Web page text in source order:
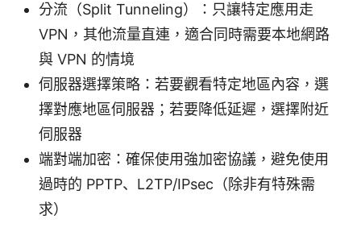
分流（Split Tunneling）：只讓特定應用走
VPN，其他流量直連，適合同時需要本地網路
與 VPN 的情境
伺服器選擇策略：若要觀看特定地區內容，選
擇對應地區伺服器；若要降低延遲，選擇附近
伺服器
端對端加密：確保使用強加密協議，避免使用
過時的 PPTP、L2TP/IPsec（除非有特殊需
求）